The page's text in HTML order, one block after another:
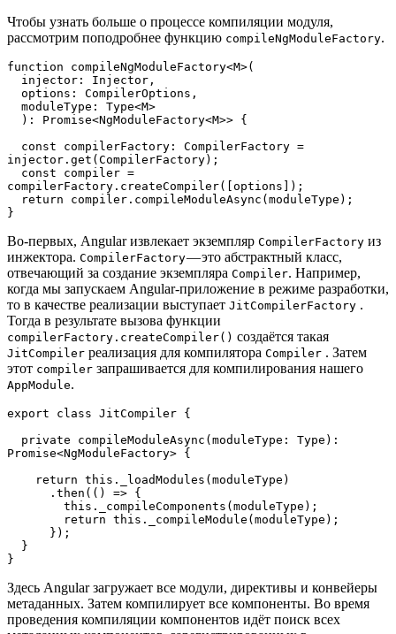
Чтобы узнать больше о процессе компиляции модуля,
рассмотрим поподробнее функцию compileNgModuleFactory.
function compileNgModuleFactory<M>(
injector.get(CompilerFactory);
compilerFactory.createCompiler([options]);
}
Во-первых, Angular извлекает экземпляр CompilerFactory из
инжектора. CompilerFactory— это абстрактный класс,
отвечающий за создание экземпляра Compiler. Например,
когда мы запускаем Angular-приложение в режиме разработки,
то в качестве реализации выступает JitCompilerFactory .
Тогда в результате вызова функции
compilerFactory.createCompiler() создаётся такая
JitCompiler реализация для компилятора Compiler . Затем
этот compiler запрашивается для компилирования нашего
AppModule.
export class JitCompiler {
Promise<NgModuleFactory> {
}
Здесь Angular загружает все модули, директивы и конвейеры
метаданных. Затем компилирует все компоненты. Во время
проведения компиляции компонентов идёт поиск всех